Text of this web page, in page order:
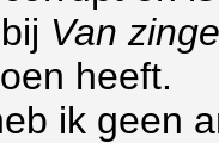
Van
heeft.
ik geen